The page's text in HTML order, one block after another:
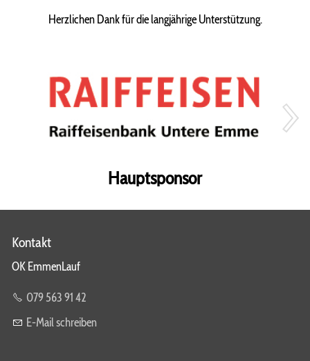
Herzlichen Dank für die langjährige Unterstützung.
Hauptsponsor
Kontakt
OK EmmenLauf
079 563 91 42
E-Mail schreiben